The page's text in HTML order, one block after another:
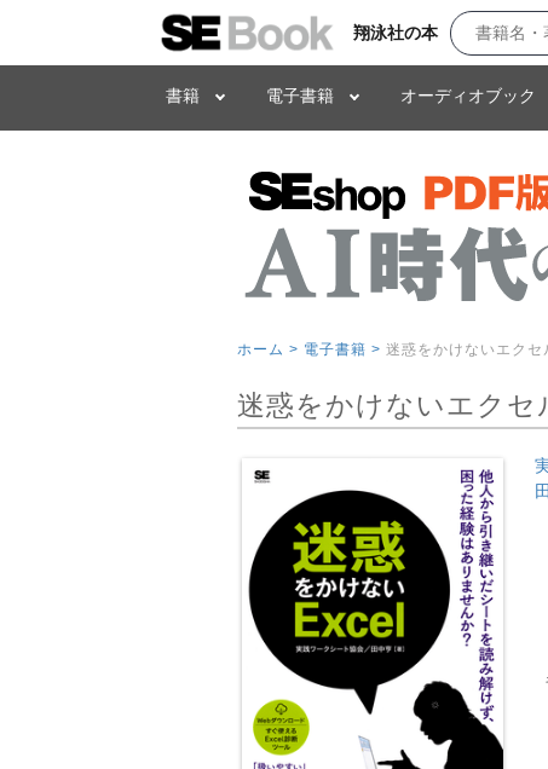
翔泳社の本
書籍 電子書籍 オーディオブック
ホーム > 電子書籍 > 迷惑をかけないエクセ
迷惑をかけないエクセ